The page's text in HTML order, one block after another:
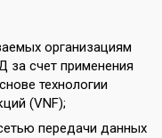
организациям
за счет применения
технологии
(VNF);
передачи данных